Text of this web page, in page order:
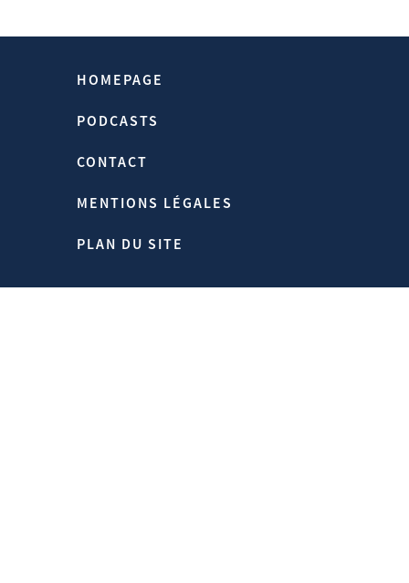
régulateurs face aux dérégulateurs
stopper la pandémie et d’éviter le collapse
attend d’Emmanuel Macron qu’il orchestre
occasion historique.
HOMEPAGE
PODCASTS
CONTACT
MENTIONS LÉGALES
PLAN DU SITE